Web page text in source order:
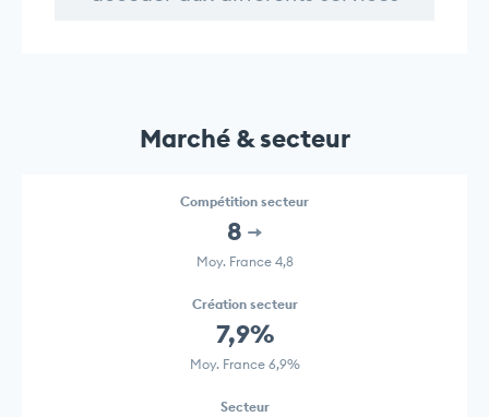
Marché & secteur
Compétition secteur
8
Moy. France 4,8
Création secteur
7,9%
Moy. France 6,9%
Secteur